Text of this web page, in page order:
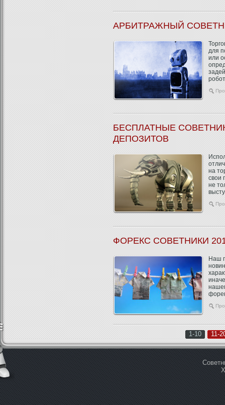
АРБИТРАЖНЫЙ
для
или
БЕСПЛАТНЫЕ
ДЕПОЗИТОВ
на
свои
не
ФОРЕКС СОВЕТНИКИ
Наш
1-10 11-